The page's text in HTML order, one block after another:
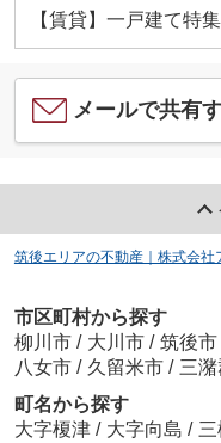
【賃貸】一戸建て特集
メールで共有
筑後エリアの不動産｜株式会社
市区町村から探す
柳川市 / 大川市 / 筑後市
八女市 / 久留米市 / 三
町名から探す
大字榎津 / 大字向島 /